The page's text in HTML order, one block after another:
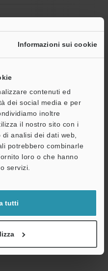
Informazioni sui cookie
contenuti ed
dei social media e per
inoltre
il nostro sito con i
analisi dei dati web,
potrebbero combinarle
loro o che hanno
servizi.
tutti
Poliuretano (PUR)
Assistenza